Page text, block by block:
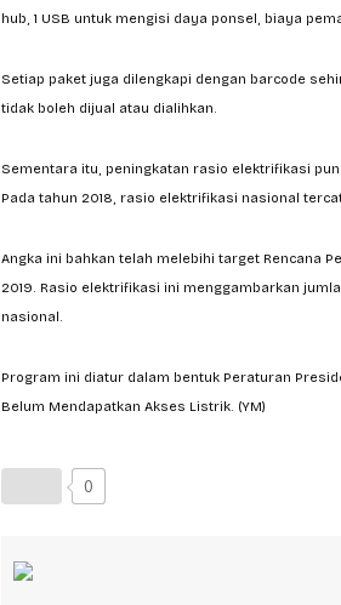
hub, 1 USB untuk mengisi daya ponsel, biaya
Setiap paket juga dilengkapi dengan barcode
tidak boleh dijual atau dialihkan.
Sementara itu, peningkatan rasio elektrifikasi
Pada tahun 2018, rasio elektrifikasi nasional
Angka ini bahkan telah melebihi target Rencana
2019. Rasio elektrifikasi ini menggambarkan
nasional.
Program ini diatur dalam bentuk Peraturan
Belum Mendapatkan Akses Listrik. (YM)
0